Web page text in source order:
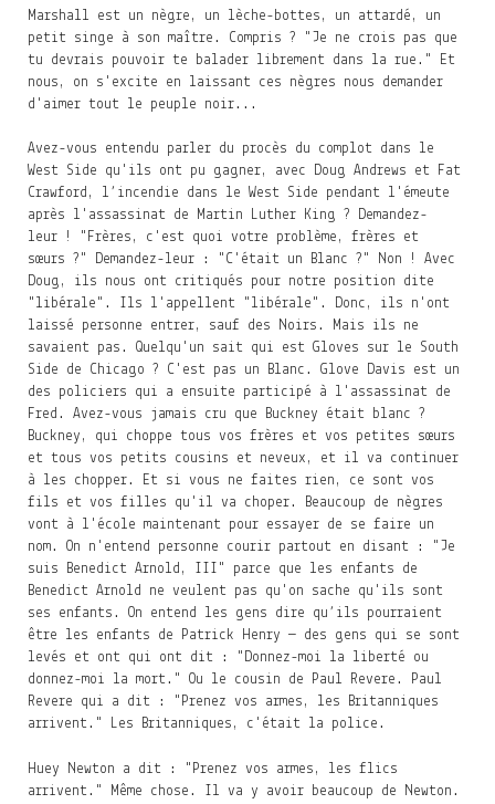
Marshall est un nègre, un lèche-bottes, un attardé, un
petit singe à son maître. Compris ? "Je ne crois pas que
tu devrais pouvoir te balader librement dans la rue." Et
nous, on s'excite en laissant ces nègres nous demander
d'aimer tout le peuple noir...
Avez-vous entendu parler du procès du complot dans le
West Side qu'ils ont pu gagner, avec Doug Andrews et Fat
Crawford, l’incendie dans le West Side pendant l'émeute
après l'assassinat de Martin Luther King ? Demandez-
leur ! "Frères, c'est quoi votre problème, frères et
sœurs ?" Demandez-leur : "C'était un Blanc ?" Non ! Avec
Doug, ils nous ont critiqués pour notre position dite
"libérale". Ils l'appellent "libérale". Donc, ils n'ont
laissé personne entrer, sauf des Noirs. Mais ils ne
savaient pas. Quelqu'un sait qui est Gloves sur le South
Side de Chicago ? C'est pas un Blanc. Glove Davis est un
des policiers qui a ensuite participé à l'assassinat de
Fred. Avez-vous jamais cru que Buckney était blanc ?
Buckney, qui choppe tous vos frères et vos petites sœurs
et tous vos petits cousins et neveux, et il va continuer
à les chopper. Et si vous ne faites rien, ce sont vos
fils et vos filles qu'il va choper. Beaucoup de nègres
vont à l'école maintenant pour essayer de se faire un
nom. On n'entend personne courir partout en disant : "Je
suis Benedict Arnold, III" parce que les enfants de
Benedict Arnold ne veulent pas qu'on sache qu'ils sont
ses enfants. On entend les gens dire qu’ils pourraient
être les enfants de Patrick Henry — des gens qui se sont
levés et ont qui ont dit : "Donnez-moi la liberté ou
donnez-moi la mort." Ou le cousin de Paul Revere. Paul
Revere qui a dit : "Prenez vos armes, les Britanniques
arrivent." Les Britanniques, c'était la police.
Huey Newton a dit : "Prenez vos armes, les flics
arrivent." Même chose. Il va y avoir beaucoup de Newton.